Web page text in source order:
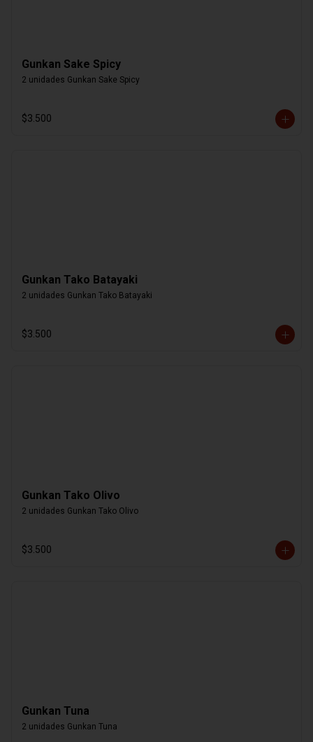
Gunkan Sake Spicy
2 unidades Gunkan Sake Spicy
$3.500
Gunkan Tako Batayaki
2 unidades Gunkan Tako Batayaki
$3.500
Gunkan Tako Olivo
2 unidades Gunkan Tako Olivo
$3.500
Gunkan Tuna
2 unidades Gunkan Tuna